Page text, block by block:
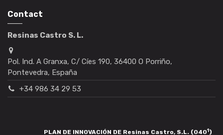
Contact
Resinas Castro S. L.
Pol. Ind. A Granxa, C/ Cíes 190, 36400 O Porriño,
Pontevedra, España
+34 986 34 29 53
PLAN DE INNOVACIÓN DE Resinas Castro, S.L. (0401)